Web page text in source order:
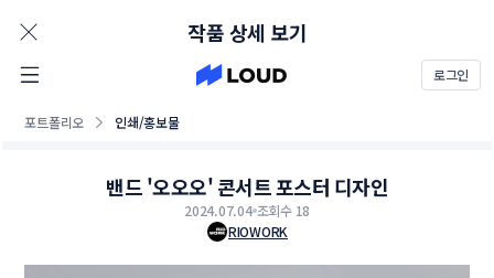
로그인
포트폴리오 인쇄/홍보물
작품 상세 보기
밴드 '오오오' 콘서트 포스터 디자인
2024.07.04 조회수 18
RIOWORK